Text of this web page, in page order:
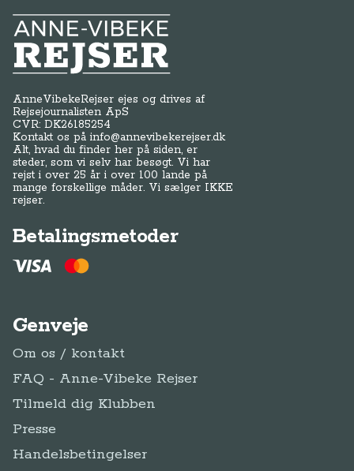
Anne-Vibeke Rejser
AnneVibekeRejser ejes og drives af
Rejsejournalisten ApS
CVR: DK26185254
Kontakt os påinfo@annevibekerejser.dk
Alt, hvad du finder her på siden, er
steder, som vi selv har besøgt. Vi har
rejst i over 25 år i over 100 lande på
mange forskellige måder. Vi sælger IKKE
rejser.
Betalingsmetoder
Genveje
Om os / kontakt
FAQ - Anne-Vibeke Rejser
Tilmeld dig Klubben
Presse
Handelsbetingelser